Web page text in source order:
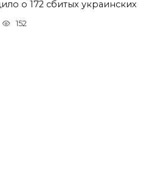
о 172 сбитых украинских
152